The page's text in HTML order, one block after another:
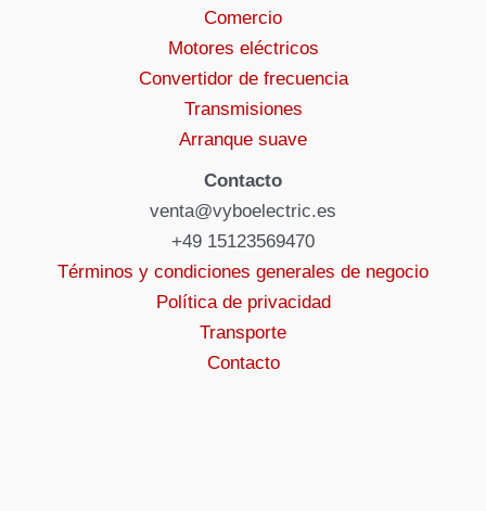
Comercio
Motores eléctricos
Convertidor de frecuencia
Transmisiones
Arranque suave
Contacto
venta@vyboelectric.es
+49 15123569470
Términos y condiciones generales de negocio
Política de privacidad
Transporte
Contacto